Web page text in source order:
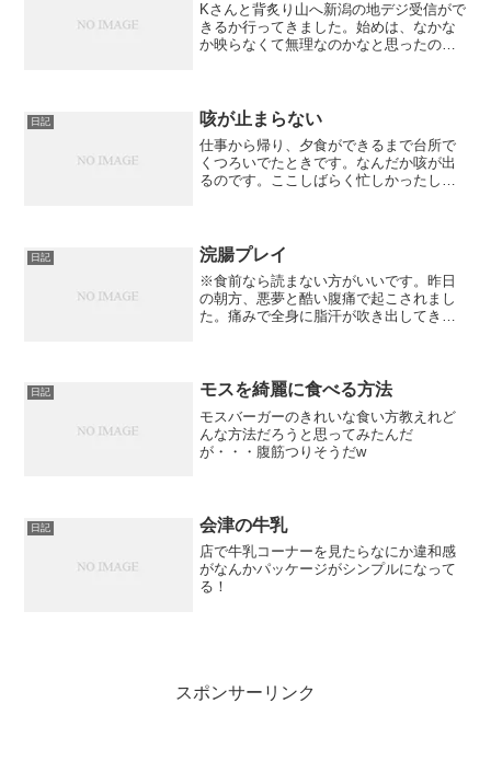
Kさんと背炙り山へ新潟の地デジ受信がで
きるか行ってきました。始めは、なかな
か映らなくて無理なのかなと思ったので
が満開なのです！関東で...
日記 咳が止まらない
仕事から帰り、夕食ができるまで台所で
くつろいでたときです。なんだか咳が出
るのです。ここしばらく忙しかったし風
日記 浣腸プレイ
※食前なら読まない方がいいです。昨日
の朝方、悪夢と酷い腹痛で起こされまし
た。痛みで全身に脂汗が吹き出してきま
状態になるほど痛みました...
日記 モスを綺麗に食べる方法
モスバーガーのきれいな食い方教えれど
んな方法だろうと思ってみたんだ
が・・・腹筋つりそうだw
日記 会津の牛乳
店で牛乳コーナーを見たらなにか違和感
がなんかパッケージがシンプルになって
る！
スポンサーリンク